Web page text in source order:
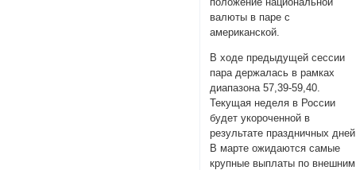
валюты в паре с
американской.
В ходе предыдущей сессии
пара держалась в рамках
диапазона 57,39-59,40.
Текущая неделя в России
будет укороченной в
результате праздничных
В марте ожидаются самые
крупные выплаты по внешним